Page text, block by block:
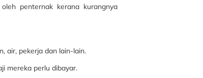
penternak kerana kurangnya
air, pekerja dan lain-lain.
mereka perlu dibayar.